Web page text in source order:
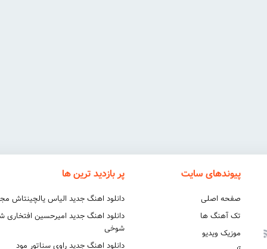
پیوندهای سایت
صفحه اصلی
تک آهنگ ها
موزیک ویدیو
پر بازدید ترین ها
دانلود اهنگ جدید الیاس یالچینتاش
دانلود اهنگ جدید امیرحسین
شوخی
دانلود اهنگ جدید راوی سناتور مود